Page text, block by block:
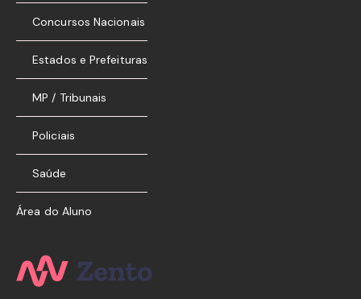
Concursos Nacionais
Estados e Prefeituras
MP / Tribunais
Policiais
Saúde
Área do Aluno